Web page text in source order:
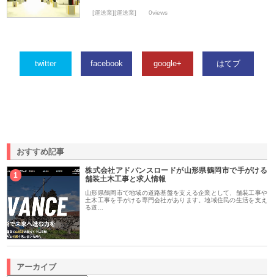
[運送業][運送業] 0views
twitter facebook google+ はてブ
おすすめ記事
1
株式会社アドバンスロードが山形県鶴岡市で手がける
舗装土木工事と求人情報
山形県鶴岡市で地域の道路基盤を支える企業として、舗装工事や
土木工事を手がける専門会社があります。地域住民の生活を支え
る道…
アーカイブ